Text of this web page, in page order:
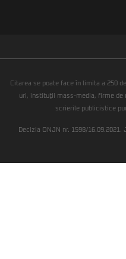
Citarea se poate face în limita a 250
uri, instituţii mass-media, firme de
scrierile publicistice
Decizia ONJN nr. 1598/